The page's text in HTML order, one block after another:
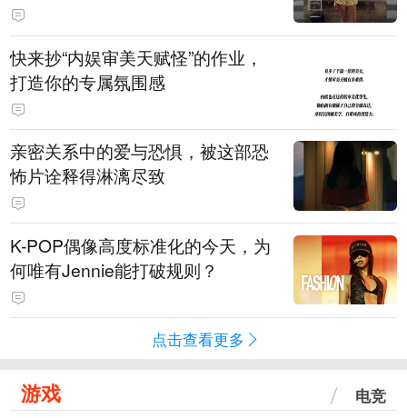
快来抄“内娱审美天赋怪”的作业，
打造你的专属氛围感
亲密关系中的爱与恐惧，被这部恐
怖片诠释得淋漓尽致
K-POP偶像高度标准化的今天，为
何唯有Jennie能打破规则？
点击查看更多
游戏 电竞